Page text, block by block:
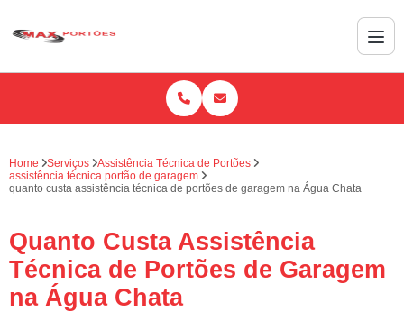
Home Serviços
Assistência Técnica de Portões
assistência técnica portão de garagem
quanto custa assistência técnica de portões de garagem na Água Chata
Quanto Custa Assistência
Técnica de Portões de Garagem
na Água Chata